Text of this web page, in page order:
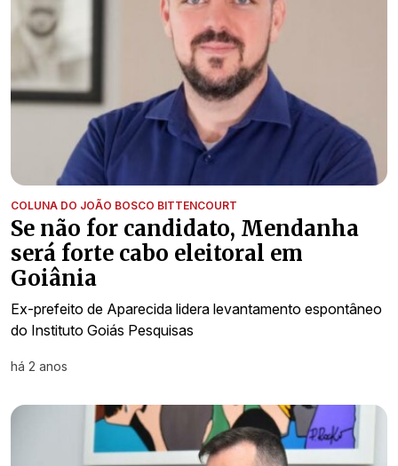
COLUNA DO JOÃO BOSCO BITTENCOURT
Se não for candidato, Mendanha
será forte cabo eleitoral em
Goiânia
Ex-prefeito de Aparecida lidera levantamento espontâneo
do Instituto Goiás Pesquisas
há 2 anos